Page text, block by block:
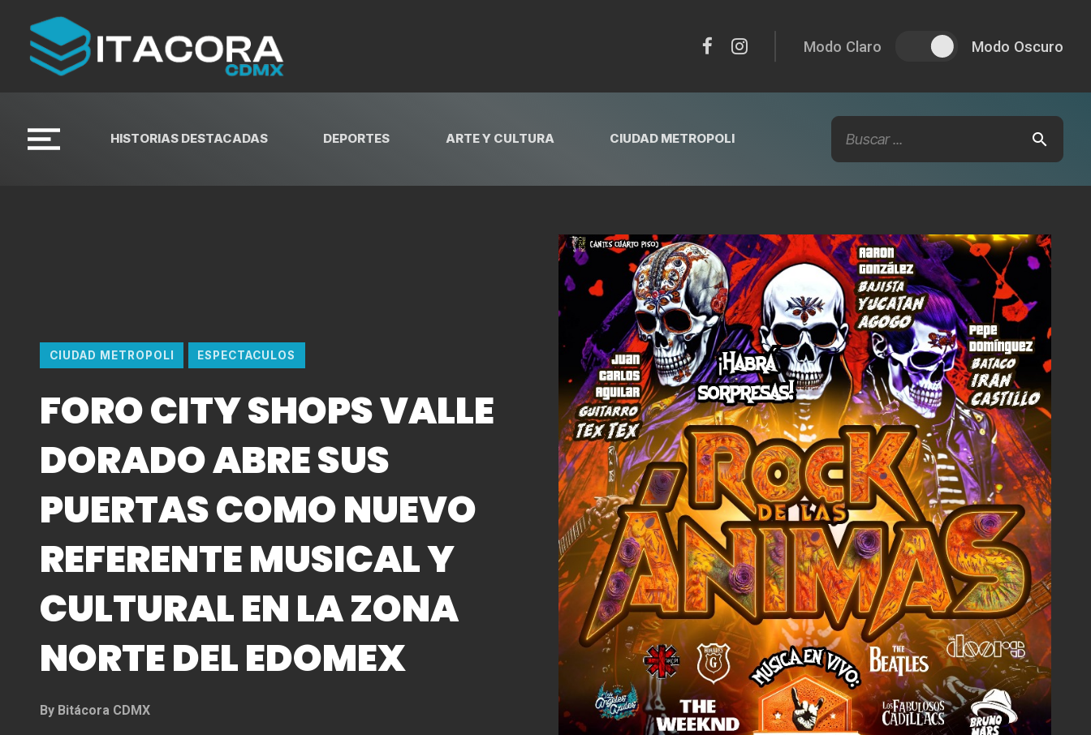
Modo Claro Modo Oscuro
HISTORIAS DESTACADAS DEPORTES ARTE Y CULTURA CIUDAD METROPOLI
CIUDAD METROPOLI ESPECTACULOS
FORO CITY SHOPS VALLE
DORADO ABRE SUS
PUERTAS COMO NUEVO
REFERENTE MUSICAL Y
CULTURAL EN LA ZONA
NORTE DEL EDOMEX
By Bitácora CDMX